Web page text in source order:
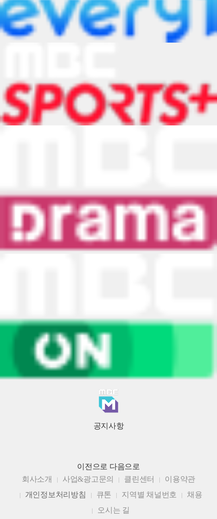
공지사항
이전으로 다음으로
회사소개
사업&광고문의 클린센터
이용약관
개인정보처리방침
큐톤 지역별 채널번호
채용
오시는 길